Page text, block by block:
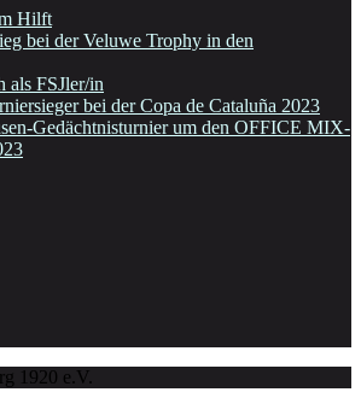
Hilft
bei der Veluwe Trophy in den
als FSJler/in
bei der Copa de Cataluña 2023
Gedächtnisturnier um den OFFICE MIX-
1920 e.V.